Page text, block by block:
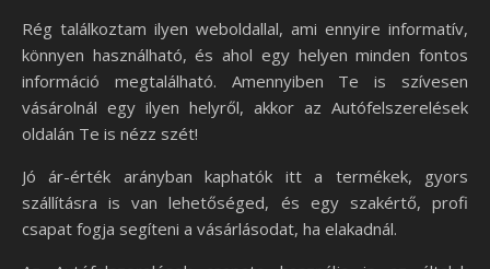
Rég találkoztam ilyen weboldallal, ami ennyire informatív,
könnyen használható, és ahol egy helyen minden fontos
információ megtalálható. Amennyiben Te is szívesen
vásárolnál egy ilyen helyről, akkor az Autófelszerelések
oldalán Te is nézz szét!
Jó ár-érték arányban kaphatók itt a termékek, gyors
szállításra is van lehetőséged, és egy szakértő, profi
csapat fogja segíteni a vásárlásodat, ha elakadnál.